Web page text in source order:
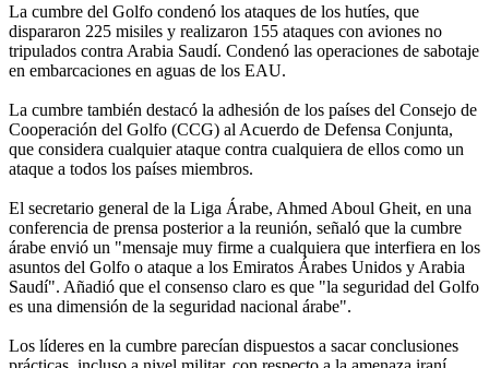
La cumbre del Golfo condenó los ataques de los hutíes, que
dispararon 225 misiles y realizaron 155 ataques con aviones no
tripulados contra Arabia Saudí. Condenó las operaciones de sabotaje
en embarcaciones en aguas de los EAU.
La cumbre también destacó la adhesión de los países del Consejo de
Cooperación del Golfo (CCG) al Acuerdo de Defensa Conjunta,
que considera cualquier ataque contra cualquiera de ellos como un
ataque a todos los países miembros.
El secretario general de la Liga Árabe, Ahmed Aboul Gheit, en una
conferencia de prensa posterior a la reunión, señaló que la cumbre
árabe envió un "mensaje muy firme a cualquiera que interfiera en los
asuntos del Golfo o ataque a los Emiratos Árabes Unidos y Arabia
Saudí". Añadió que el consenso claro es que "la seguridad del Golfo
es una dimensión de la seguridad nacional árabe".
Los líderes en la cumbre parecían dispuestos a sacar conclusiones